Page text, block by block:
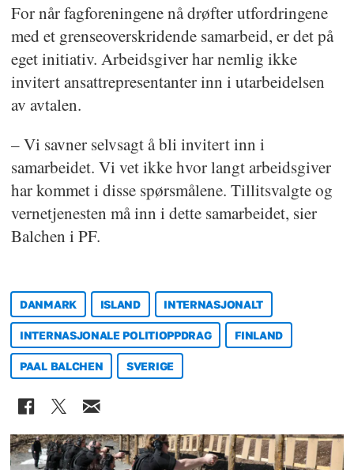
For når fagforeningene nå drøfter utfordringene
med et grenseoverskridende samarbeid, er det på
eget initiativ. Arbeidsgiver har nemlig ikke
invitert ansattrepresentanter inn i utarbeidelsen
av avtalen.
– Vi savner selvsagt å bli invitert inn i
samarbeidet. Vi vet ikke hvor langt arbeidsgiver
har kommet i disse spørsmålene. Tillitsvalgte og
vernetjenesten må inn i dette samarbeidet, sier
Balchen i PF.
DANMARK ISLAND INTERNASJONALT
INTERNASJONALE POLITIOPPDRAG FINLAND
PAAL BALCHEN SVERIGE